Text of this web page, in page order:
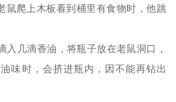
鼠爬上木板看到桶里有食物时，他跳
入几滴香油，将瓶子放在老鼠洞口，
味时，会挤进瓶内，因不能再钻出